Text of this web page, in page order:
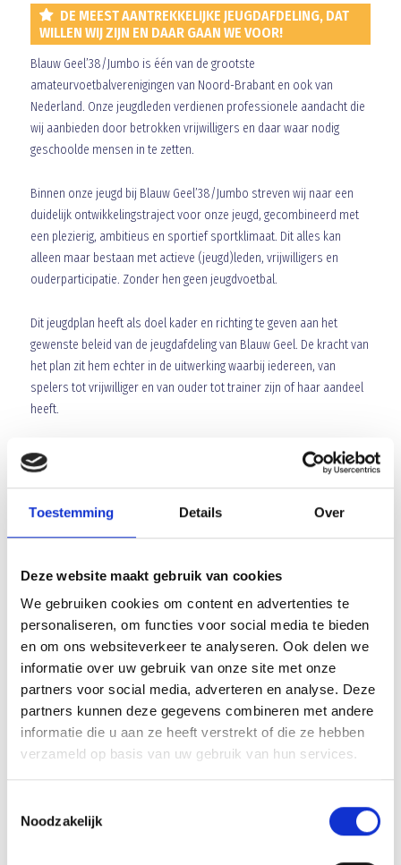
Toestemming Details Over
Deze website maakt gebruik van cookies
We gebruiken cookies om content en advertenties te
personaliseren, om functies voor social media te bieden
en om ons websiteverkeer te analyseren. Ook delen we
informatie over uw gebruik van onze site met onze
partners voor social media, adverteren en analyse. Deze
partners kunnen deze gegevens combineren met andere
informatie die u aan ze heeft verstrekt of die ze hebben
verzameld op basis van uw gebruik van hun services.
Noodzakelijk
DE MEEST AANTREKKELIJKE JEUGDAFDELING, DAT
WILLEN WIJ ZIJN EN DAAR GAAN WE VOOR!
Blauw Geel’38/Jumbo is één van de grootste
amateurvoetbalverenigingen van Noord-Brabant en ook van
Nederland. Onze jeugdleden verdienen professionele aandacht die
wij aanbieden door betrokken vrijwilligers en daar waar nodig
geschoolde mensen in te zetten.
Binnen onze jeugd bij Blauw Geel’38/Jumbo streven wij naar een
duidelijk ontwikkelingstraject voor onze jeugd, gecombineerd met
een plezierig, ambitieus en sportief sportklimaat. Dit alles kan
alleen maar bestaan met actieve (jeugd)leden, vrijwilligers en
ouderparticipatie. Zonder hen geen jeugdvoetbal.
Dit jeugdplan heeft als doel kader en richting te geven aan het
gewenste beleid van de jeugdafdeling van Blauw Geel. De kracht van
het plan zit hem echter in de uitwerking waarbij iedereen, van
spelers tot vrijwilliger en van ouder tot trainer zijn of haar aandeel
heeft.
Het jeugdplan is een gedragen plan waarbij alle jeugdcommissies
input hebben gegeven. Het plan is een combinatie van rand
buiten de lijnen” speelt en ook invulling aan voetbaltechnische
zaken en daarmee “alles wat binnen de lijnen” speelt.
Wat gaat er o.a. veranderen:
Bekendmaking teams op 1 moment; 8 juni 2023
Roulatiesysteem O8 met 2 selectieteams die rouleren
Nieuwe jeugdbeleidscommissie die zorgt voor meer
jaren beleid jeugdafdeling
Jaarlijkse budgetbepaling jeugdafdeling via
beleidscommissie
Duidelijke richtlijnen voor selectietrainers
Duidelijke taak- en rolverdeling voor actief betrokken
Jeugdplan Blauw Geel’38 2023-2025